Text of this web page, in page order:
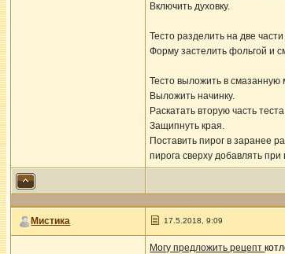
Включить духовку.
Тесто разделить на две
Форму застелить фольгой и
Тесто выложить в
Выложить начинку.
Раскатать вторую часть
Защипнуть края.
Поставить пирог в заранее
пирога сверху добавлять
Мистика 17.5.2018, 9:09
Могу предложить рецепт